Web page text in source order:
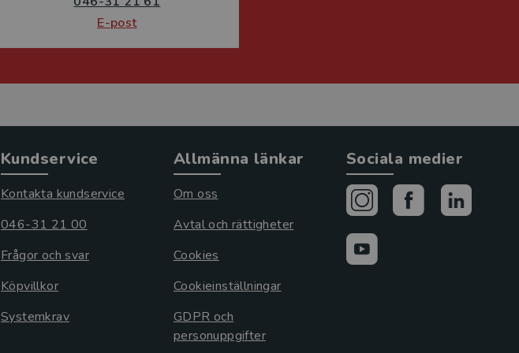
E-post
Kundservice
Kontakta kundservice
046-31 21 00
Frågor och svar
Köpvillkor
Systemkrav
Allmänna länkar
Om oss
Avtal och rättigheter
Cookies
Cookieinställningar
GDPR och
personuppgifter
Sociala medier